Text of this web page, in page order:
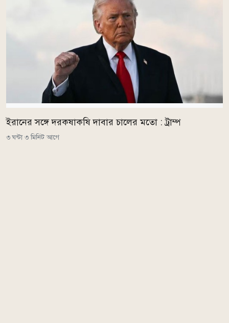
ইরানের সঙ্গে দরকষাকষি দাবার চালের মতো : ট্রাম্প
৩ ঘন্টা ৩ মিনিট আগে